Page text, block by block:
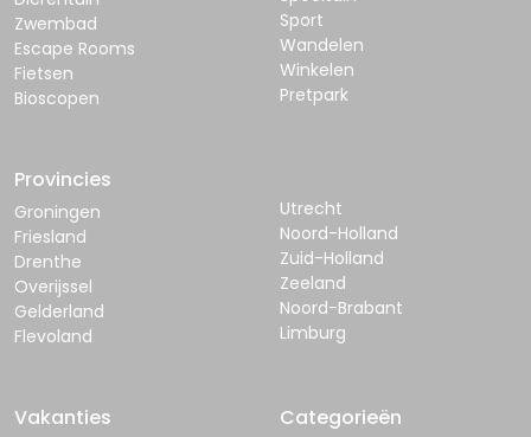
Zwembad
Escape Rooms
Fietsen
Bioscopen
Sport
Wandelen
Winkelen
Pretpark
Provincies
Groningen
Friesland
Drenthe
Overijssel
Gelderland
Flevoland
Utrecht
Noord-Holland
Zuid-Holland
Zeeland
Noord-Brabant
Limburg
Vakanties Categorieën